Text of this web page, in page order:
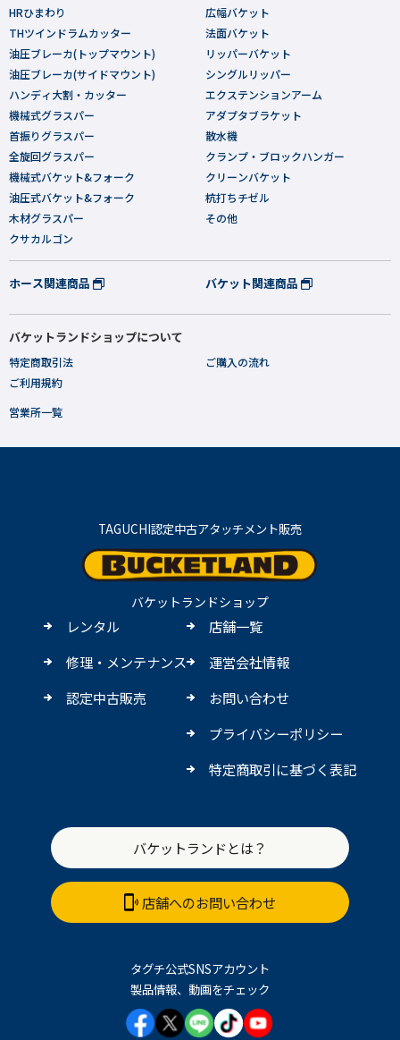
HRひまわり
THツインドラムカッター
油圧ブレーカ(トップマウント)
油圧ブレーカ(サイドマウント)
ハンディ大割・カッター
機械式グラスパー
首振りグラスパー
全旋回グラスパー
機械式バケット&フォーク
油圧式バケット&フォーク
木材グラスパー
クサカルゴン
広幅バケット
法面バケット
リッパーバケット
シングルリッパー
エクステンションアーム
アダプタブラケット
散水機
クランプ・ブロックハンガー
クリーンバケット
杭打ちチゼル
その他
ホース関連商品 バケット関連商品
バケットランドショップについて
特定商取引法
ご利用規約
ご購入の流れ
営業所一覧
TAGUCHI認定中古アタッチメント販売
バケットランドショップ
レンタル
修理・メンテナンス
認定中古販売
店舗一覧
運営会社情報
お問い合わせ
プライバシーポリシー
特定商取引に基づく表記
バケットランドとは？
店舗へのお問い合わせ
タグチ公式SNSアカウント
製品情報、動画をチェック